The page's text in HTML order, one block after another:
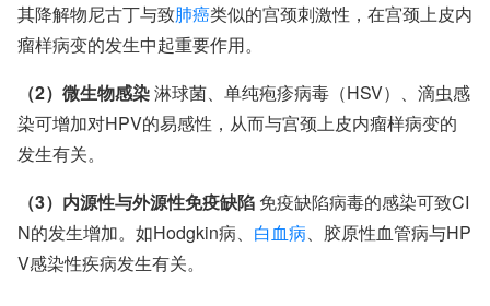
其降解物尼古丁与致肺癌类似的宫颈刺激性，在宫颈上皮内
瘤样病变的发生中起重要作用。
（2）微生物感染淋球菌、单纯疱疹病毒（HSV）、滴虫感
染可增加对HPV的易感性，从而与宫颈上皮内瘤样病变的
发生有关。
（3）内源性与外源性免疫缺陷 免疫缺陷病毒的感染可致CI
N的发生增加。如Hodgkin病、 白血病、胶原性血管病与HP
V感染性疾病发生有关。